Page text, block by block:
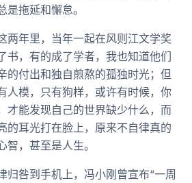
拖延和懈怠。
两年里，当年一起在风则江文学奖
书，有的成了学者，我也知道他们
的付出和独自煎熬的孤独时光；但
人模，只有狗样，或许有时候，你
才能发现自己的世界缺少什么，而
的耳光打在脸上，原来不自律真的
，甚至是人生。
归咎到手机上，冯小刚曾宣布“一周